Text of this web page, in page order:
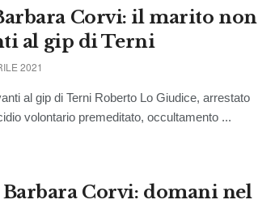
Corvi: il marito non
al gip di Terni
2021
al gip di Terni Roberto Lo Giudice, arrestato
volontario premeditato, occultamento ...
Barbara Corvi: domani nel